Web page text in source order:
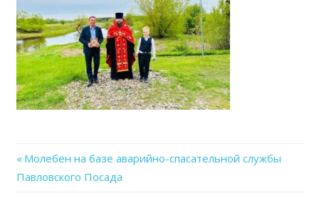
Навигация
Previous
Post:
Молебен на базе аварийно-спасательной службы
Павловского Посада